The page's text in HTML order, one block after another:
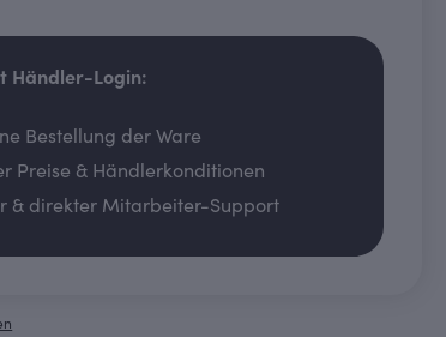
Händler-Login:
Bestellung der Ware
Preise & Händlerkonditionen
& direkter Mitarbeiter-Support